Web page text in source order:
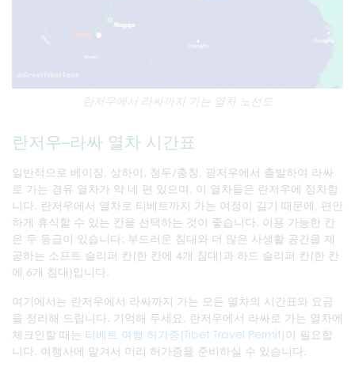
란저우에서 라싸까지 가는 열차 노선도
란저우–라싸 열차 시간표
일반적으로 베이징, 상하이, 청두/충칭, 광저우에서 출발하여 라싸
로 가는 경유 열차가 약 네 편 있으며, 이 열차들은 란저우에 정차합
니다. 란저우에서 열차로 티베트까지 가는 여정이 길기 때문에, 편안
하게 휴식할 수 있는 칸을 선택하는 것이 좋습니다. 이용 가능한 칸
은 두 등급이 있습니다: 부드러운 침대와 더 많은 사생활 공간을 제
공하는 소프트 슬리퍼 칸(한 칸에 4개 침대)과 하드 슬리퍼 칸(한 칸
에 6개 침대)입니다.
여기에서는 란저우에서 라싸까지 가는 모든 열차의 시간표와 요금
을 정리해 드립니다. 기억해 두세요, 란저우에서 라싸로 가는 열차에
체크인할 때는 티베트 여행 허가증(Tibet Travel Permit)이 필요합
니다. 여행사에 맡겨서 미리 허가증을 준비하실 수 있습니다.